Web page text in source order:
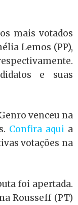
mais votados
Lemos (PP),
e suas
venceu na
Confira aqui a
votações na
foi apertada.
Rousseff (PT)